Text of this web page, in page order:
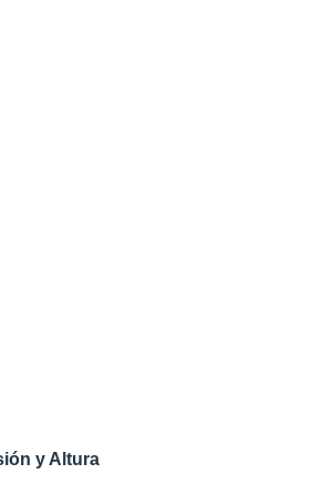
y Altura